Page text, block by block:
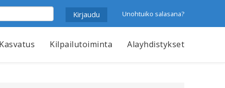
Unohtuiko salasana?
Kasvatus Kilpailutoiminta Alayhdistykset